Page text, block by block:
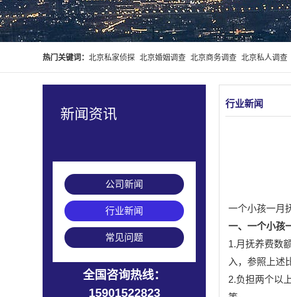
热门关键词： 北京私家侦探 北京婚姻调查 北京商务调查 北京私人调查
新闻资讯
公司新闻
行业新闻
常见问题
全国咨询热线：
15901522823
行业新闻
一个小孩一月
一、一个小孩
1.月抚养费数
入，参照上述
2.负担两个以